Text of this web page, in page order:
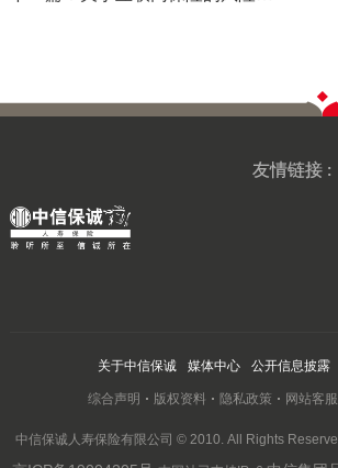
友情链接 :
关于中信保诚 媒体中心 公开信息披露
综合声明 版权资料 隐私政策 网站客服
中信保诚人寿保险有限公司 © 2010. All Rights